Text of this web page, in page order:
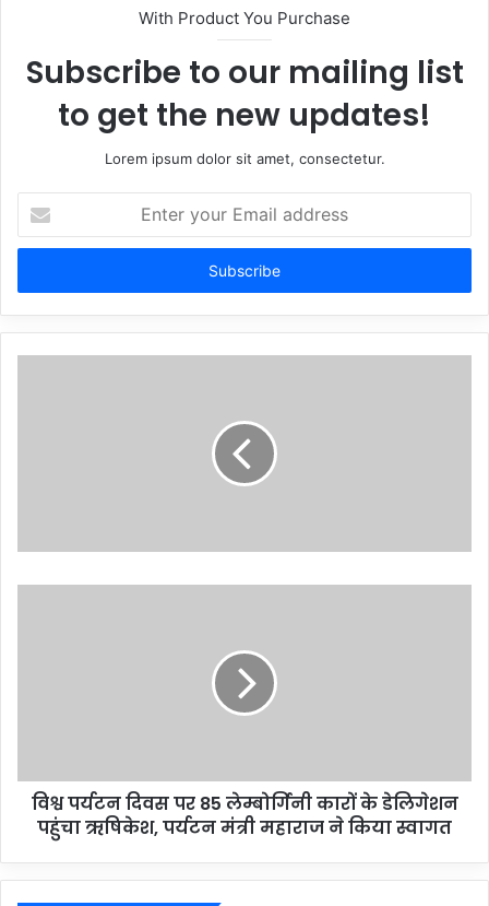
With Product You Purchase
Subscribe to our mailing list
to get the new updates!
Lorem ipsum dolor sit amet, consectetur.
your
Email
विश्व पर्यटन दिवस पर 85 लेम्बोर्गिनी कारों के डेलिगेशन
पहुंचा ऋषिकेश, पर्यटन मंत्री महाराज ने किया स्वागत